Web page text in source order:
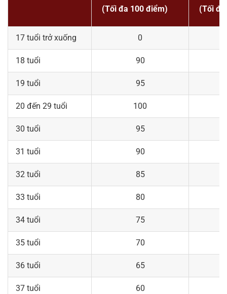
(Tối đa 100 điểm) (Tối
17 tuổi trở xuống 0
18 tuổi 90
19 tuổi 95
20 đến 29 tuổi 100
30 tuổi 95
31 tuổi 90
32 tuổi 85
33 tuổi 80
34 tuổi 75
35 tuổi 70
36 tuổi 65
37 tuổi 60